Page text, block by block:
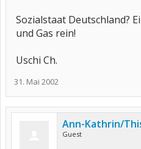
Sozialstaat Deutschland?
und Gas rein!
Uschi Ch.
31. Mai 2002
Ann-Kathrin/
Guest